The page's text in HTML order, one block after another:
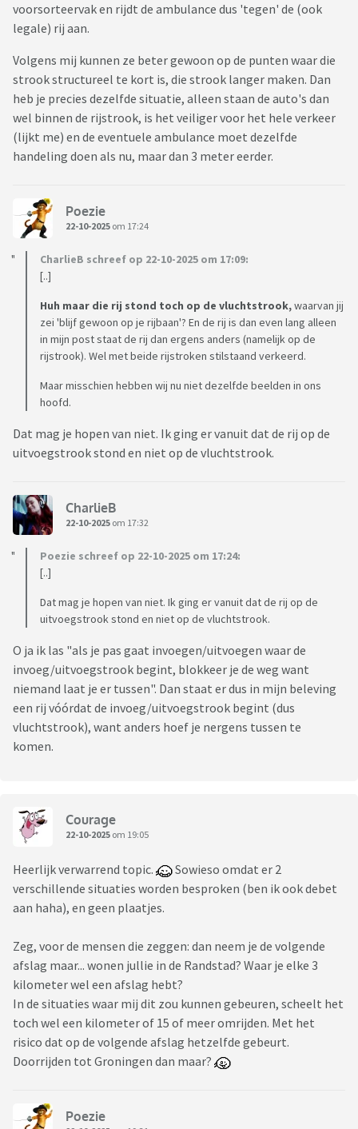
voorsorteervak en rijdt de ambulance dus 'tegen' de (ook
legale) rij aan.
Volgens mij kunnen ze beter gewoon op de punten waar die
strook structureel te kort is, die strook langer maken. Dan
heb je precies dezelfde situatie, alleen staan de auto's dan
wel binnen de rijstrook, is het veiliger voor het hele verkeer
(lijkt me) en de eventuele ambulance moet dezelfde
handeling doen als nu, maar dan 3 meter eerder.
Poezie
22-10-2025 om 17:24
CharlieB schreef op 22-10-2025 om 17:09:
[..]
Huh maar die rij stond toch op de vluchtstrook,waarvan jij
zei 'blijf gewoon op je rijbaan'? En de rij is dan even lang alleen
in mijn post staat de rij dan ergens anders (namelijk op de
rijstrook). Wel met beide rijstroken stilstaand verkeerd.
Maar misschien hebben wij nu niet dezelfde beelden in ons
hoofd.
Dat mag je hopen van niet. Ik ging er vanuit dat de rij op de
uitvoegstrook stond en niet op de vluchtstrook.
CharlieB
22-10-2025 om 17:32
Poezie schreef op 22-10-2025 om 17:24:
[..]
Dat mag je hopen van niet. Ik ging er vanuit dat de rij op de
uitvoegstrook stond en niet op de vluchtstrook.
O ja ik las "als je pas gaat invoegen/uitvoegen waar de
invoeg/uitvoegstrook begint, blokkeer je de weg want
niemand laat je er tussen". Dan staat er dus in mijn beleving
een rij vóórdat de invoeg/uitvoegstrook begint (dus
vluchtstrook), want anders hoef je nergens tussen te
komen.
Courage
22-10-2025 om 19:05
Heerlijk verwarrend topic.
Sowieso omdat er 2
verschillende situaties worden besproken (ben ik ook debet
aan haha), en geen plaatjes.
Zeg, voor de mensen die zeggen: dan neem je de volgende
afslag maar... wonen jullie in de Randstad? Waar je elke 3
kilometer wel een afslag hebt?
In de situaties waar mij dit zou kunnen gebeuren, scheelt het
toch wel een kilometer of 15 of meer omrijden. Met het
risico dat op de volgende afslag hetzelfde gebeurt.
Doorrijden tot Groningen dan maar?
Poezie